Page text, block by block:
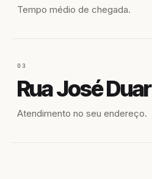
Tempo médio de chegada.
03
Rua José
Atendimento no seu endereço.